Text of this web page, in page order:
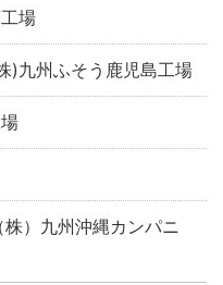
場
)九州ふそう鹿児島工場
）九州沖縄カンパニ